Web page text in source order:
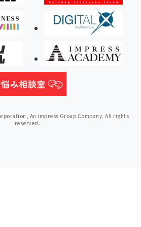
An impress Group Company. All rights
reserved.